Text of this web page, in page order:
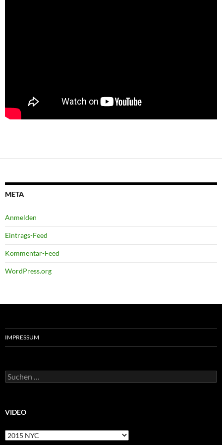
META
Anmelden
Eintrags-Feed
Kommentar-Feed
WordPress.org
IMPRESSUM
Suchen
nach:
VIDEO
Video